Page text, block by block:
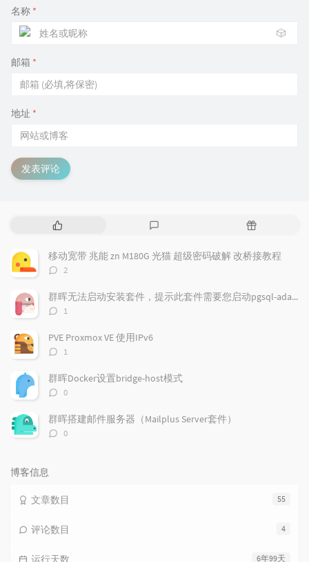
名称 *
🎲
邮箱 *
地址 *
发表评论
热
文
章
评
论
随
文
章
移动宽带 兆能 zn M180G 光猫 超级密码破解 改桥接教程
评
数：
2
群晖无法启动安装套件，提示此套件需要您启动pgsql-adapter.service
评
数：
1
PVE Proxmox VE 使用IPv6
评
数：
1
群晖Docker设置bridge-host模式
评
数：
0
群晖搭建邮件服务器（Mailplus Server套件）
评
0
博客信息
55
文章数目
4
评论数目
6年99天
运行天数